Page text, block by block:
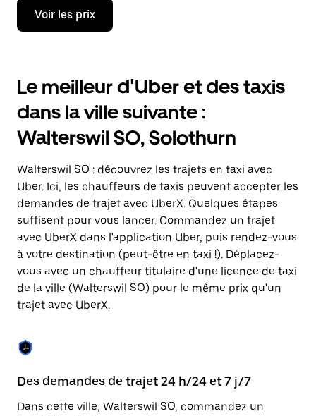
Appuyez
la
bas
pour
ouvrir
le
calendrier
et
une
date.
Appuyez
sur
la
touche
Échap
pour
fermer
le
calendrier.
Voir les prix
Le meilleur d'Uber et des taxis
dans la ville suivante :
Walterswil SO, Solothurn
Walterswil SO : découvrez les trajets en taxi avec
Uber. Ici, les chauffeurs de taxis peuvent accepter les
demandes de trajet avec UberX. Quelques étapes
suffisent pour vous lancer. Commandez un trajet
avec UberX dans l'application Uber, puis rendez-vous
à votre destination (peut-être en taxi !). Déplacez-
vous avec un chauffeur titulaire d'une licence de taxi
de la ville (Walterswil SO) pour le même prix qu'un
trajet avec UberX.
Des demandes de trajet 24 h/24 et 7 j/7
Dans cette ville, Walterswil SO, commandez un